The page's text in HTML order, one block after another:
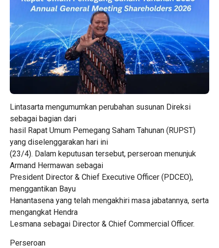
Lintasarta mengumumkan perubahan susunan Direksi
sebagai bagian dari
hasil Rapat Umum Pemegang Saham Tahunan (RUPST)
yang diselenggarakan hari ini
(23/4). Dalam keputusan tersebut, perseroan menunjuk
Armand Hermawan sebagai
President Director & Chief Executive Officer (PDCEO),
menggantikan Bayu
Hanantasena yang telah mengakhiri masa jabatannya, serta
mengangkat Hendra
Lesmana sebagai Director & Chief Commercial Officer.
Perseroan